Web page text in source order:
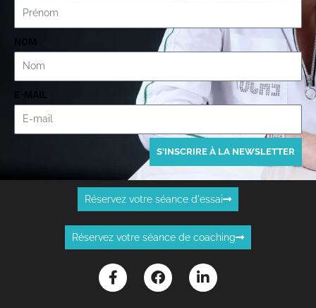
NOM
E-MAIL
S'INSCRIRE À LA NEWSLETTER
Réservez votre séance d'essai
Réservez votre séance de coaching
a
c
a
c
i
n